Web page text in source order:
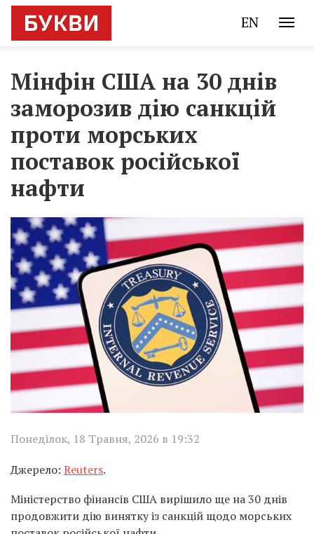
EN
Мінфін США на 30 днів
заморозив дію санкцій
проти морських
поставок російської
нафти
Понеділок, 18 Травня, 2026 в 19:32
Джерело: Reuters.
Міністерство фінансів США вирішило ще на 30 днів
продовжити дію винятку із санкцій щодо морських